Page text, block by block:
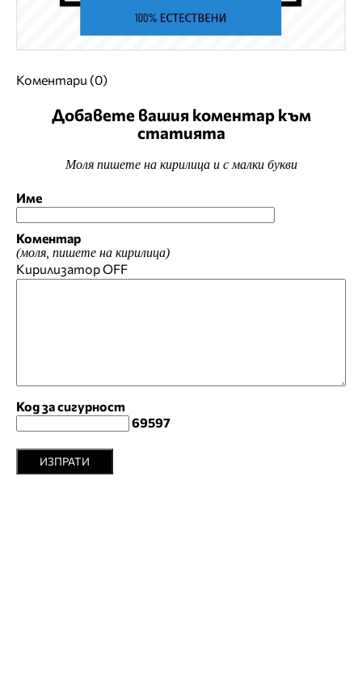
Коментари (0)
Добавете вашия коментар към
статията
Моля пишете на кирилица и с малки букви
Име
Коментар
(моля, пишете на кирилица)
КирилизаторOFF
Код за сигурност
69597
ИЗПРАТИ